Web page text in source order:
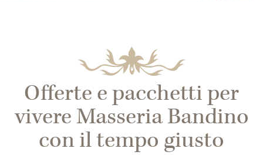
Offerte e pacchetti per
vivere Masseria Bandino
con il tempo giusto